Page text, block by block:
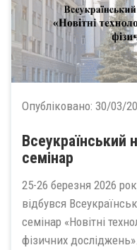
Опубліковано: 30/03/
Всеукраїнський
семінар
25-26 березня 2026
відбувся
семінар «Новітні
фізичних